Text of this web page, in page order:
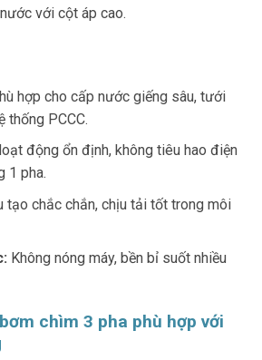
với cột áp cao.
hợp cho cấp nước giếng sâu, tưới
thống PCCC.
động ổn định, không tiêu hao điện
1 pha.
tạo chắc chắn, chịu tải tốt trong môi
Không nóng máy, bền bỉ suốt nhiều
chìm 3 pha phù hợp với